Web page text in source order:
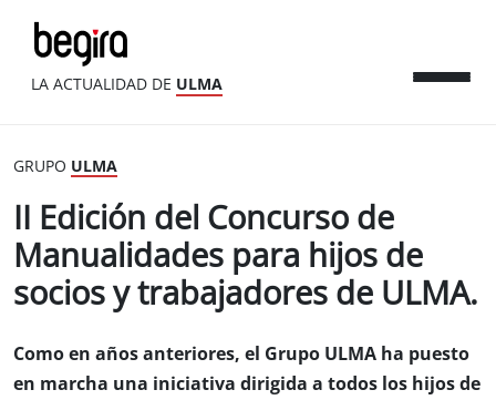
LA ACTUALIDAD DE ULMA
GRUPO ULMA
II Edición del Concurso de
Manualidades para hijos de
socios y trabajadores de ULMA.
Como en años anteriores, el Grupo ULMA ha puesto
en marcha una iniciativa dirigida a todos los hijos de